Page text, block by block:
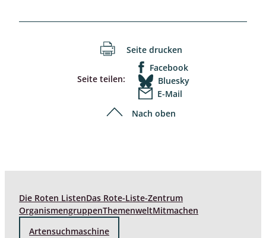
Seite drucken
Seite teilen:
Facebook
Bluesky
E-Mail
Nach oben
Die Roten ListenDas Rote-Liste-Zentrum
OrganismengruppenThemenweltMitmachen
Artensuchmaschine